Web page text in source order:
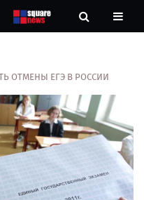
ОТМЕНЫ ЕГЭ В РОССИИ